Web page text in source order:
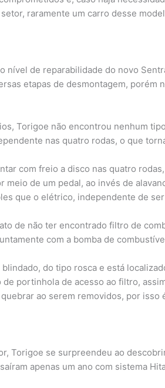
raramente um carro desse
nível de reparabilidade do novo
etapas de desmontagem, porém
Torigoe não encontrou nenhum
nas quatro rodas, o que
com freio a disco nas quatro
meio de um pedal, ao invés de
que o elétrico, independente de
de não ter encontrado filtro de
com a bomba de
do tipo rosca e está
portinhola de acesso ao filtro,
ao serem removidos, por
Torigoe se surpreendeu ao
apenas um ano com sistema